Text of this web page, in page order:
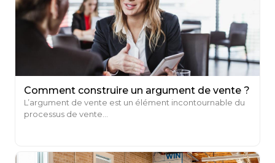
Comment construire un argument de vente ?
L’argument de vente est un élément incontournable du
processus de vente...